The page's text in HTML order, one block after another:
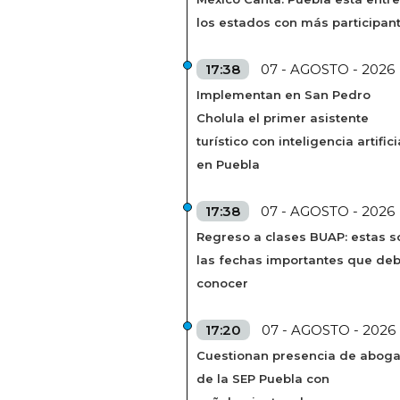
los estados con más
17:38 07 - AGOSTO - 2026
Implementan en San Pedro
Cholula el primer asistente
turístico con inteligencia
en Puebla
17:38 07 - AGOSTO - 2026
Regreso a clases BUAP: estas
las fechas importantes que
conocer
17:20 07 - AGOSTO - 2026
Cuestionan presencia de
de la SEP Puebla con